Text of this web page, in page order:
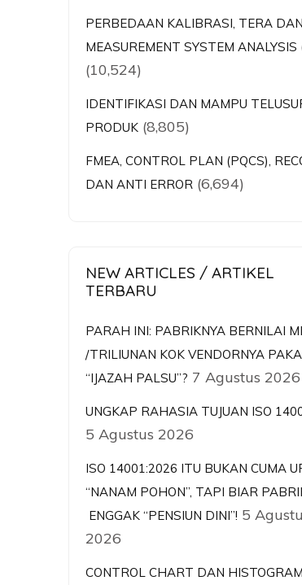
PERBEDAAN KALIBRASI, TERA DAN
MEASUREMENT SYSTEM ANALYSIS
(10,524)
IDENTIFIKASI DAN MAMPU
PRODUK (8,805)
FMEA, CONTROL PLAN (PQCS),
DAN ANTI ERROR (6,694)
NEW ARTICLES / ARTIKEL
TERBARU
PARAH INI: PABRIKNYA BERNILAI
/TRILIUNAN KOK VENDORNYA
“IJAZAH PALSU”? 7 Agustus 2026
UNGKAP RAHASIA TUJUAN ISO
5 Agustus 2026
ISO 14001:2026 ITU BUKAN CUMA
“NANAM POHON”, TAPI BIAR
ENGGAK “PENSIUN DINI”! 5
2026
CONTROL CHART DAN